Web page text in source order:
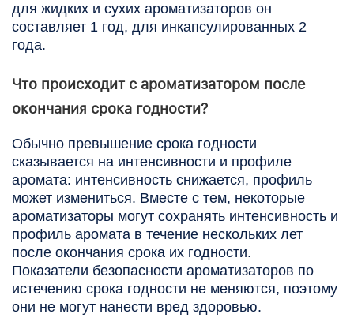
для жидких и сухих ароматизаторов он
составляет 1 год, для инкапсулированных 2
года.
Что происходит с ароматизатором после
окончания срока годности?
Обычно превышение срока годности
сказывается на интенсивности и профиле
аромата: интенсивность снижается, профиль
может измениться. Вместе с тем, некоторые
ароматизаторы могут сохранять интенсивность и
профиль аромата в течение нескольких лет
после окончания срока их годности.
Показатели безопасности ароматизаторов по
истечению срока годности не меняются, поэтому
они не могут нанести вред здоровью.